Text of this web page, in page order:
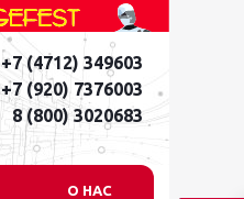
+7 (4712) 349603
+7 (920) 7376003
8 (800) 3020683
О НАС